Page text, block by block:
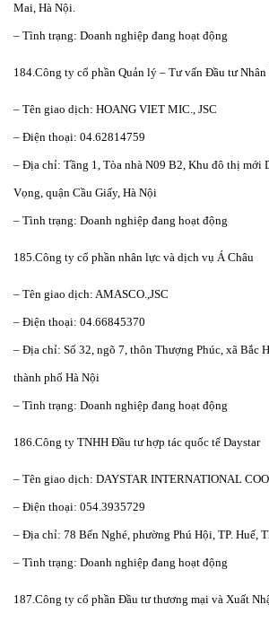
Mai, Hà Nội.
– Tình trạng: Doanh nghiệp đang hoạt động
184.Công ty cổ phần Quản lý – Tư vấn Đầu tư
– Tên giao dịch: HOANG VIET MIC., JSC
– Điện thoại: 04.62814759
– Địa chỉ: Tầng 1, Tòa nhà N09 B2, Khu đô thị mới
Vọng, quận Cầu Giấy, Hà Nội
– Tình trạng: Doanh nghiệp đang hoạt động
185.Công ty cổ phần nhân lực và dịch vụ Á Châu
– Tên giao dịch: AMASCO.,JSC
– Điện thoại: 04.66845370
– Địa chỉ: Số 32, ngõ 7, thôn Thượng Phúc, xã Bắc
thành phố Hà Nội
– Tình trạng: Doanh nghiệp đang hoạt động
186.Công ty TNHH Đầu tư hợp tác quốc tế Daystar
– Tên giao dịch: DAYSTAR INTERNATIONAL
– Điện thoại: 054.3935729
– Địa chỉ: 78 Bến Nghé, phường Phú Hội, TP. Huế,
– Tình trạng: Doanh nghiệp đang hoạt động
187.Công ty cổ phần Đầu tư thương mại và Xuất